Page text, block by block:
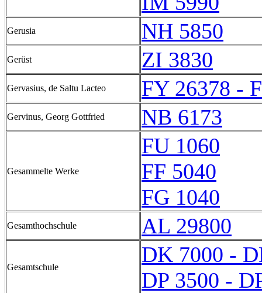
Gerusia NH 5850
Gerüst ZI 3830
Gervasius, de Saltu Lacteo FY 26378 -
Gervinus, Georg Gottfried NB 6173
Gesammelte Werke
FU 1060
FF 5040
FG 1040
Gesamthochschule AL 29800
Gesamtschule
DK 7000 -
DP 3500 -